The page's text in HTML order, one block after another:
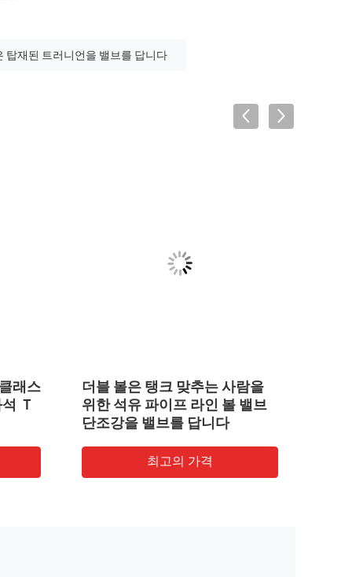
탑재된 트러니언을 밸브를 답니다
래스
Ｔ
더블 볼은 탱크 맞추는 사람을
위한 석유 파이프 라인 볼 밸브
단조강을 밸브를 답니다
최고의 가격